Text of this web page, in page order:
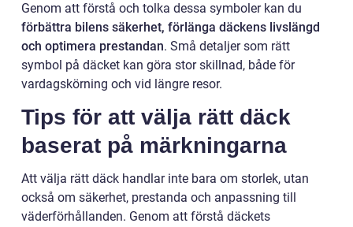
Genom att förstå och tolka dessa symboler kan du
förbättra bilens säkerhet, förlänga däckens livslängd
och optimera prestandan. Små detaljer som rätt
symbol på däcket kan göra stor skillnad, både för
vardagskörning och vid längre resor.
Tips för att välja rätt däck
baserat på märkningarna
Att välja rätt däck handlar inte bara om storlek, utan
också om säkerhet, prestanda och anpassning till
väderförhållanden. Genom att förstå däckets